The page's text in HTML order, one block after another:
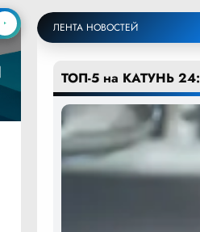
ЛЕНТА НОВОСТЕЙ
ТОП-5 на КАТУНЬ 24: